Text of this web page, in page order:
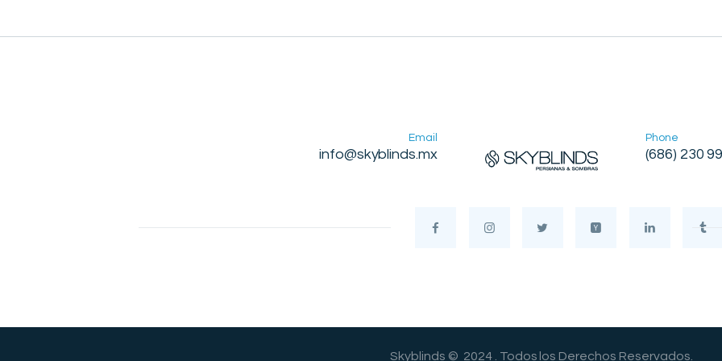
Email
info@skyblinds.mx
Phone
(686) 230
Skyblinds © 2024 . Todos los Derechos Reservados.